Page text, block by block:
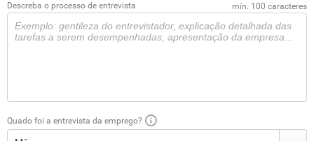
Descreba o processo de entrevista mín. 100 caracteres
Quado foi a entrevista da emprego?